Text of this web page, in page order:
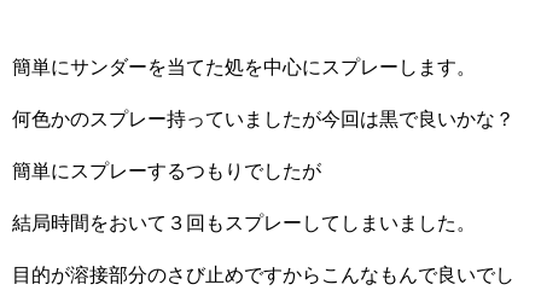
簡単にサンダーを当てた処を中心にスプレーします。
何色かのスプレー持っていましたが今回は黒で良いかな？
簡単にスプレーするつもりでしたが
結局時間をおいて３回もスプレーしてしまいました。
目的が溶接部分のさび止めですからこんなもんで良いでし